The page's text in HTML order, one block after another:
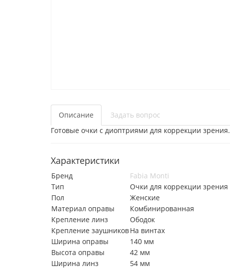
Описание
Задать вопрос
Готовые очки с диоптриями для коррекции зрения.
Характеристики
Бренд
Fabia Monti
Тип
Очки для коррекции зрения
Пол
Женские
Материал оправы
Комбинированная
Крепление линз
Ободок
Крепление заушниковНа винтах
Ширина оправы
140 мм
Высота оправы
42 мм
Ширина линз
54 мм